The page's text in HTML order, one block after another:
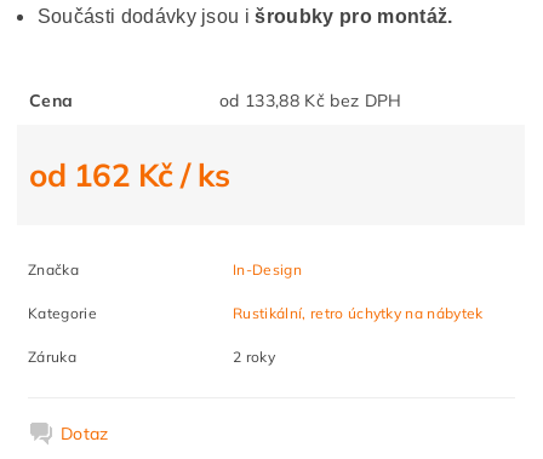
Součásti dodávky jsou išroubky pro montáž.
Cena od 133,88 Kč bez DPH
od 162 Kč/ ks
Značka In-Design
Kategorie Rustikální, retro úchytky na nábytek
Záruka 2 roky
Dotaz